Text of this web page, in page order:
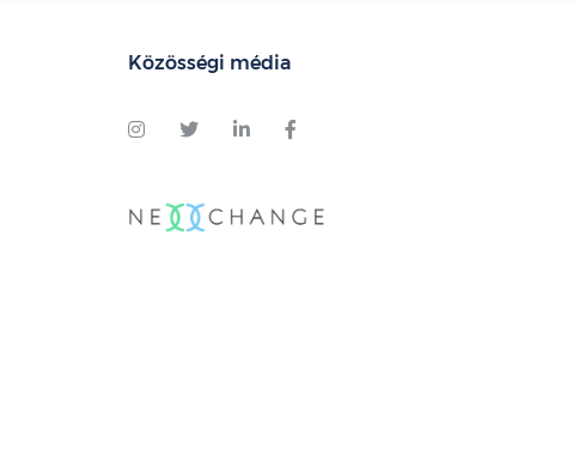
Közösségi média